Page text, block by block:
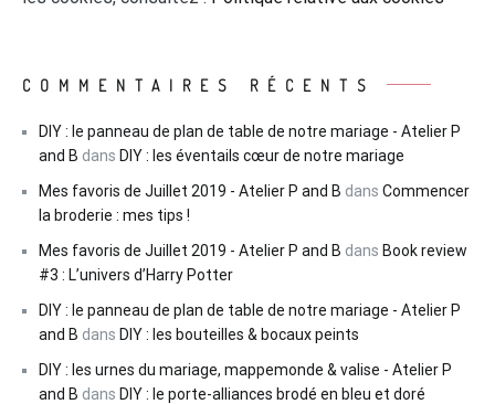
COMMENTAIRES RÉCENTS
DIY : le panneau de plan de table de notre mariage - Atelier P
and B dans DIY : les éventails cœur de notre mariage
Mes favoris de Juillet 2019 - Atelier P and B dans Commencer
la broderie : mes tips !
Mes favoris de Juillet 2019 - Atelier P and B dans Book review
#3 : L’univers d’Harry Potter
DIY : le panneau de plan de table de notre mariage - Atelier P
and B dans DIY : les bouteilles & bocaux peints
DIY : les urnes du mariage, mappemonde & valise - Atelier P
and B dans DIY : le porte-alliances brodé en bleu et doré